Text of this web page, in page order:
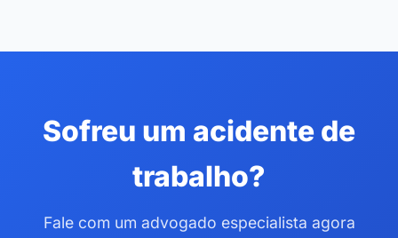
Sofreu um acidente de
trabalho?
Fale com um advogado especialista agora